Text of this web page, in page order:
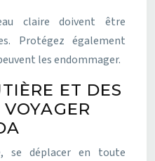
claire doivent être
Protégez également
les endommager.
ET DES
se déplacer en toute